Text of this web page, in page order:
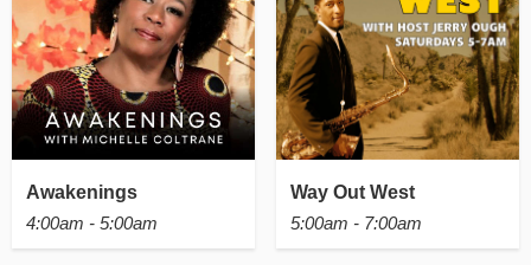
Awakenings
4:00am - 5:00am
Way Out West
5:00am - 7:00am